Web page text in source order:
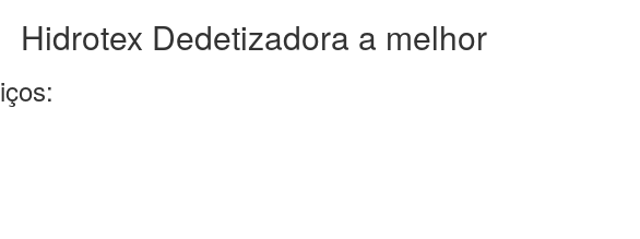
Hidrotex Dedetizadora a melhor